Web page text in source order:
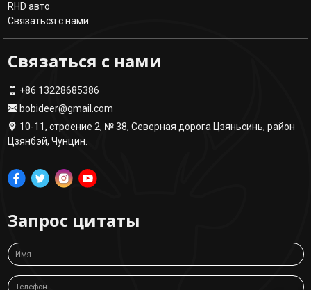
RHD авто
Связаться с нами
Связаться с нами
+86 13228685386
bobideer@gmail.com
10-11, строение 2, № 38, Северная дорога Цзяньсинь, район
Цзянбэй, Чунцин.
Запрос цитаты